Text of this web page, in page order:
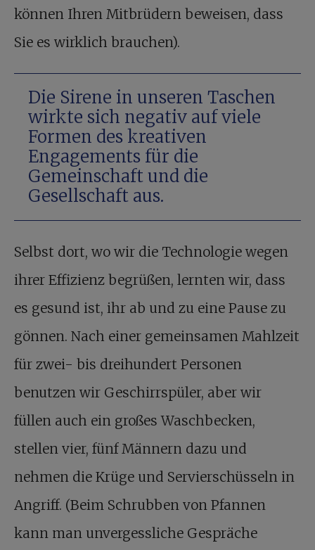
können Ihren Mitbrüdern beweisen, dass
Sie es wirklich brauchen).
Die Sirene in unseren Taschen
wirkte sich negativ auf viele
Formen des kreativen
Engagements für die
Gemeinschaft und die
Gesellschaft aus.
Selbst dort, wo wir die Technologie wegen
ihrer Effizienz begrüßen, lernten wir, dass
es gesund ist, ihr ab und zu eine Pause zu
gönnen. Nach einer gemeinsamen Mahlzeit
für zwei- bis dreihundert Personen
benutzen wir Geschirrspüler, aber wir
füllen auch ein großes Waschbecken,
stellen vier, fünf Männern dazu und
nehmen die Krüge und Servierschüsseln in
Angriff. (Beim Schrubben von Pfannen
kann man unvergessliche Gespräche